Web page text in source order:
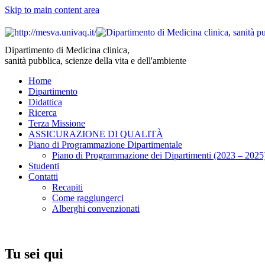
Skip to main content area
Dipartimento di Medicina clinica,
sanità pubblica, scienze della vita e dell'ambiente
Home
Dipartimento
Didattica
Ricerca
Terza Missione
ASSICURAZIONE DI QUALITÀ
Piano di Programmazione Dipartimentale
Piano di Programmazione dei Dipartimenti (2023 –
Studenti
Contatti
Recapiti
Come raggiungerci
Alberghi convenzionati
Tu sei qui